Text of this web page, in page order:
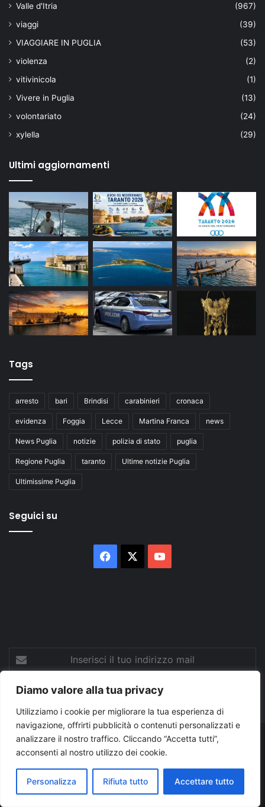
Diamo valore alla tua privacy
Utilizziamo i cookie per migliorare la tua esperienza di
navigazione, offrirti pubblicità o contenuti personalizzati e
analizzare il nostro traffico. Cliccando “Accetta tutti”,
acconsenti al nostro utilizzo dei cookie.
Personalizza Rifiuta tutto Accettare tutto
Valle d'Itria
(967)
viaggi
(39)
VIAGGIARE IN PUGLIA
(53)
violenza
(2)
vitivinicola
(1)
Vivere in Puglia
(13)
volontariato
(24)
xylella
(29)
Ultimi aggiornamenti
Tags
arresto bari Brindisi carabinieri cronaca
evidenza Foggia Lecce Martina Franca news
News Puglia notizie polizia di stato puglia
Regione Puglia taranto Ultime notizie Puglia
Ultimissime Puglia
Seguici su
Facebook
Inserisci
indirizzo
© Copyright 2026, Tutti i diritti riservati |
© Copyright
riuniti registrato presso il tribunale di Taranto al n. 569/2000 del